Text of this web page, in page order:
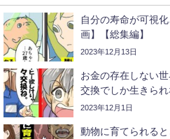
自分の寿命が可視
画】【総集編】
2023年12月13日
お金の存在しない
交換でしか生きられ
2023年12月1日
動物に育てられる